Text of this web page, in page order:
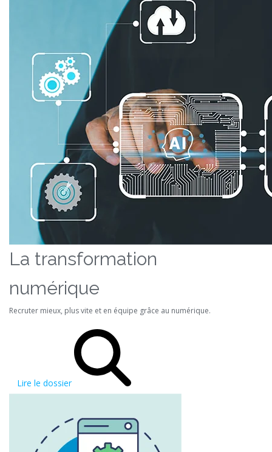
La transformation
numérique
Recruter mieux, plus vite et en équipe grâce au numérique.
Lire le dossier